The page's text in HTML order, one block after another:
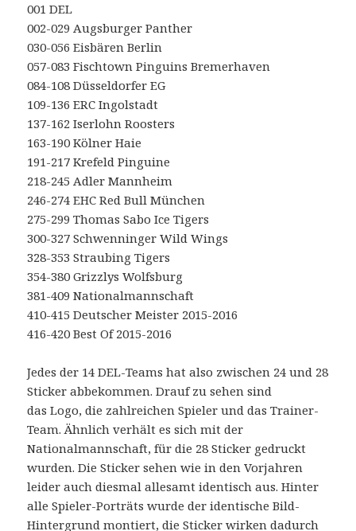
001 DEL
002-029 Augsburger Panther
030-056 Eisbären Berlin
057-083 Fischtown Pinguins Bremerhaven
084-108 Düsseldorfer EG
109-136 ERC Ingolstadt
137-162 Iserlohn Roosters
163-190 Kölner Haie
191-217 Krefeld Pinguine
218-245 Adler Mannheim
246-274 EHC Red Bull München
275-299 Thomas Sabo Ice Tigers
300-327 Schwenninger Wild Wings
328-353 Straubing Tigers
354-380 Grizzlys Wolfsburg
381-409 Nationalmannschaft
410-415 Deutscher Meister 2015-2016
416-420 Best Of 2015-2016
Jedes der 14 DEL-Teams hat also zwischen 24 und 28
Sticker abbekommen. Drauf zu sehen sind
das Logo, die zahlreichen Spieler und das Trainer-
Team. Ähnlich verhält es sich mit der
Nationalmannschaft, für die 28 Sticker gedruckt
wurden. Die Sticker sehen wie in den Vorjahren
leider auch diesmal allesamt identisch aus. Hinter
alle Spieler-Porträts wurde der identische Bild-
Hintergrund montiert, die Sticker wirken dadurch